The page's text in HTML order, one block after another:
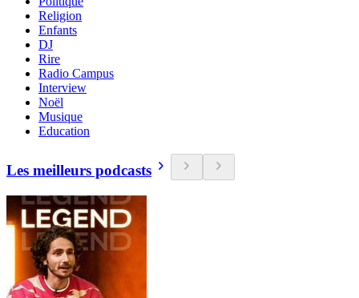
Religion
Enfants
DJ
Rire
Radio Campus
Interview
Noël
Musique
Education
Les meilleurs podcasts